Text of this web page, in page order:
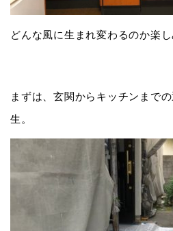
どんな風に生まれ変わるのか楽
まずは、玄関からキッチンまで
生。